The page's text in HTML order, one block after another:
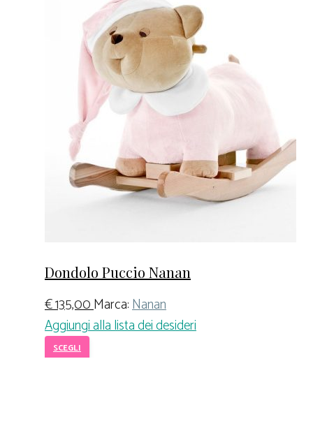
Dondolo Puccio Nanan
€135,00Marca:Nanan
Aggiungi alla lista dei desideri
SCEGLI